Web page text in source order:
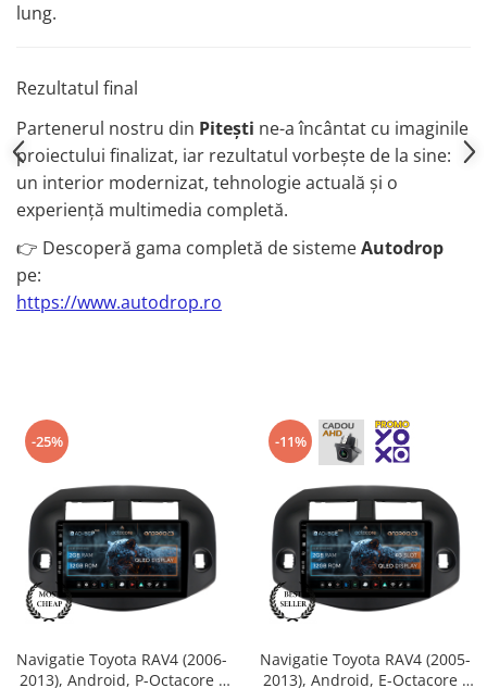
Rame adaptoare Chevrolet
Rame adaptoare Mitsubishi
Rame adaptoare Jeep
Rame adaptoare Dodge
Rame adaptoare Chrysler
Rame adaptoare Iveco
Rame adaptoare Smart
Rame adaptoare Land Rover
Rame adaptoare Ssangyong
Rame adaptoare Hummer
Camere marșarier auto
lung.
Rezultatul final
Partenerul nostru din Pitești ne-a încântat cu imaginile
proiectului finalizat, iar rezultatul vorbește de la sine:
un interior modernizat, tehnologie actuală și o
experiență multimedia completă.
👉 Descoperă gama completă de sistemeAutodrop
pe:
https://www.autodrop.ro
-25%
Navigatie Toyota RAV4 (2006-
2013), Android, P-Octacore /
-11%
Navigatie Toyota RAV4 (2005-
2013), Android, E-Octacore /